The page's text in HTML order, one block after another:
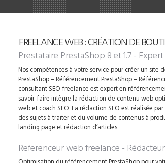
FREELANCE WEB : CRÉATION DE
Prestataire PrestaShop 8 et 1.7 -
Nos compétences à votre service pour créer un
PrestaShop – Référencement PrestaShop –
consultant SEO freelance est expert en
savoir-faire intègre la rédaction de contenu web
web et coach SEO. La rédaction SEO est réalisée
des sujets à traiter et du volume de contenus à
landing page et rédaction d’articles.
Referenceur web freelance -